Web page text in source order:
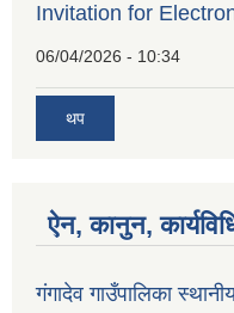
Invitation for
06/04/2026 - 10:34
थप
ऐन, कानुन,
गंगादेव गाउँपालिका